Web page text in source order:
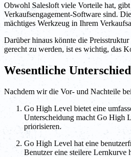
Obwohl Salesloft viele Vorteile hat,
Verkaufsengagement-Software sind.
mächtiges Werkzeug in Ihrem
Darüber hinaus könnte die
gerecht zu werden, ist es wichtig, das
Wesentliche
Nachdem wir die Vor- und Nachteile
Go High Level bietet eine
Unterscheidung macht Go High
priorisieren.
Go High Level hat eine
Benutzer eine steilere Lernkurve